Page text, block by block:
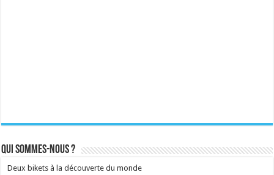
Qui sommes-nous ?
Deux bikets à la découverte du monde